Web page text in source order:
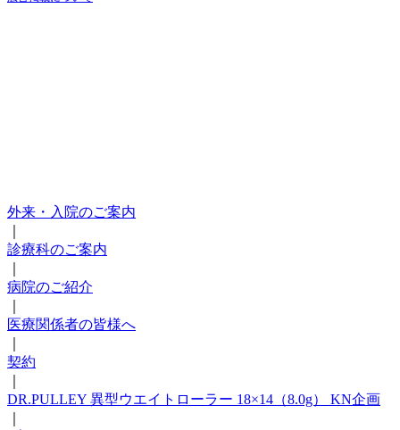
外来・入院のご案内
診療科のご案内
病院のご紹介
医療関係者の皆様へ
契約
DR.PULLEY 異型ウエイトローラー 18×14（8.0g） KN企画